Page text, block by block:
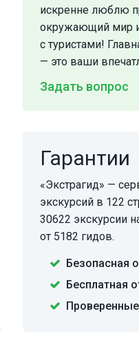
искренне люблю
окружающий мир и
с туристами!
— это ваши
Задать вопрос
Гарантии
«Экстрагид» —
экскурсий в 122
30622 экскурсии
от 5182 гидов.
Безопасная
Бесплатная